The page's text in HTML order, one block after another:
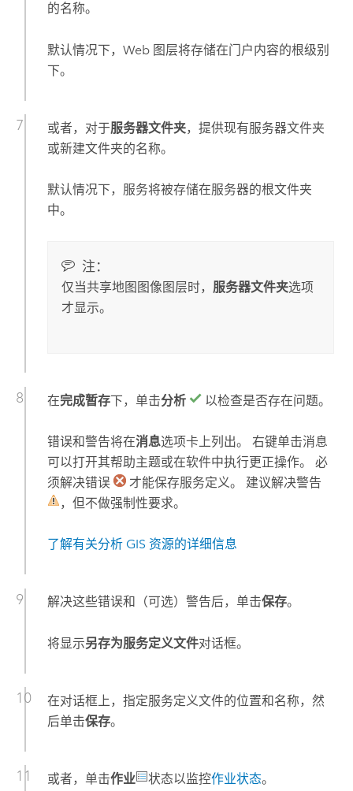
的名称。
默认情况下，Web 图层将存储在门户内容的根级别
下。
或者，对于服务器文件夹，提供现有服务器文件夹
或新建文件夹的名称。
默认情况下，服务将被存储在服务器的根文件夹
中。
注：
仅当共享地图图像图层时， 服务器文件夹选项
才显示。
在完成暂存下，单击分析 以检查是否存在问题。
错误和警告将在消息选项卡上列出。 右键单击消息
可以打开其帮助主题或在软件中执行更正操作。 必
须解决错误
才能保存服务定义。 建议解决警告
，但不做强制性要求。
了解有关分析 GIS 资源的详细信息
解决这些错误和（可选）警告后，单击保存。
将显示另存为服务定义文件对话框。
在对话框上，指定服务定义文件的位置和名称，然
后单击保存。
或者，单击作业 状态以监控作业状态。